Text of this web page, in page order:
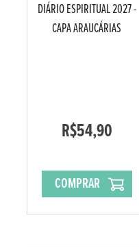
DIÁRIO ESPIRITUAL 2027 -
CAPA ARAUCÁRIAS
R$54,90
COMPRAR